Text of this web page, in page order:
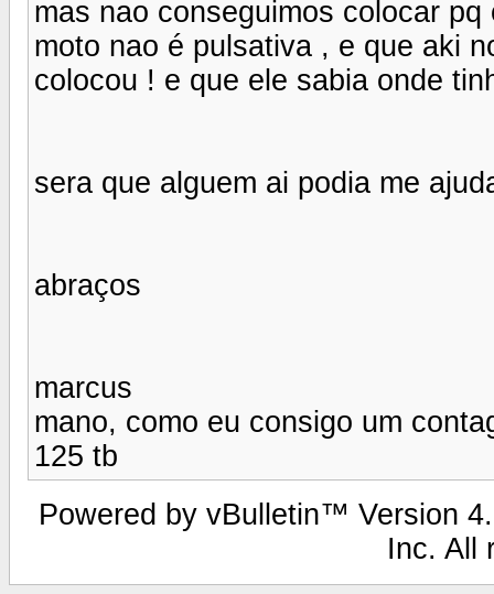
mas nao conseguimos colocar
moto nao é pulsativa , e que aki
colocou ! e que ele sabia onde
sera que alguem ai podia me
abraços
marcus
mano, como eu consigo um
125 tb
Powered by vBulletin™ Version
Inc. All